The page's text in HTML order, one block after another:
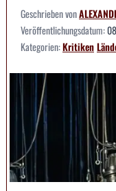
Geschrieben von
Veröffentlichungsdatum:
Kategorien:Kritiken